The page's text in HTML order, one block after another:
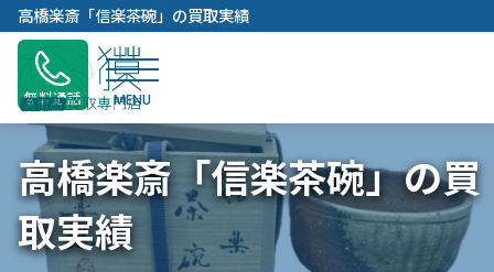
内
容
キ
ッ
プ
高橋楽斎「信楽茶碗」の買取実績
無料通話
高橋楽斎「信楽茶碗」の買
取実績